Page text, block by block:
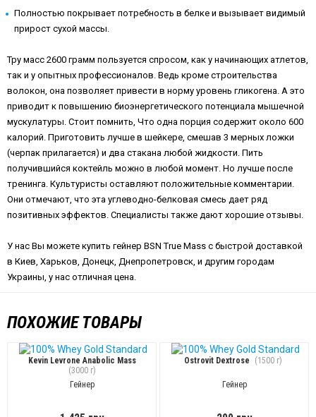
Полностью покрывает потребность в белке и вызывает видимый
прирост сухой массы.
Тру масс 2600 грамм пользуется спросом, как у начинающих атлетов,
так и у опытных профессионалов. Ведь кроме строительства
волокон, она позволяет привести в норму уровень гликогена. А это
приводит к повышению биоэнергетического потенциала мышечной
мускулатуры. Стоит помнить, Что одна порция содержит около 600
калорий. Приготовить лучше в шейкере, смешав 3 мерных ложки
(черпак прилагается) и два стакана любой жидкости. Пить
получившийся коктейль можно в любой момент. Но лучше после
тренинга. Культуристы оставляют положительные комментарии.
Они отмечают, что эта углеводно-белковая смесь дает ряд
позитивных эффектов. Специалисты также дают хорошие отзывы.
У нас Вы можете купить гейнер BSN True Mass с быстрой доставкой
в Киев, Харьков, Донецк, Днепропетровск, и другим городам
Украины, у нас отличная цена.
ПОХОЖИЕ ТОВАРЫ
Kevin Levrone Anabolic Mass
(3000 г)
Гейнер
Ostrovit Dextrose (1500 г)
Гейнер